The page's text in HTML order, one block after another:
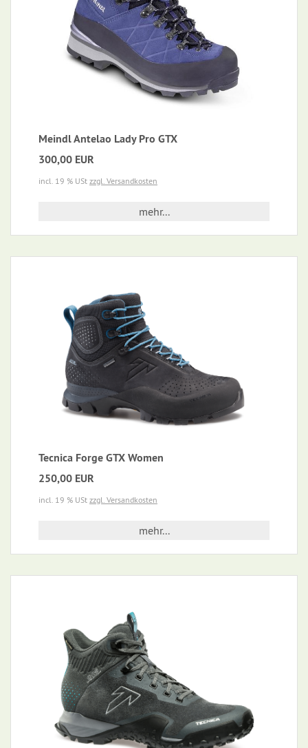
Meindl Antelao Lady Pro GTX
300,00 EUR
incl. 19 % USt zzgl. Versandkosten
mehr...
Tecnica Forge GTX Women
250,00 EUR
incl. 19 % USt zzgl. Versandkosten
mehr...